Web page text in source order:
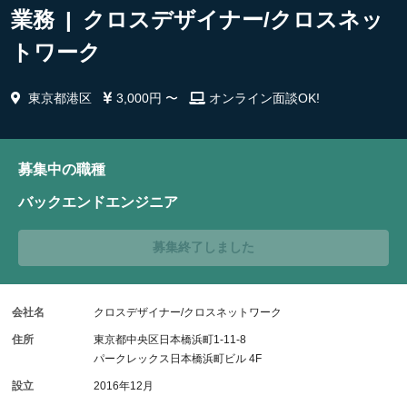
業務 | クロスデザイナー/クロスネッ
トワーク
東京都港区 3,000円 〜 オンライン面談OK!
募集中の職種
バックエンドエンジニア
募集終了しました
会社名 クロスデザイナー/クロスネットワーク
住所
東京都中央区日本橋浜町1-11-8
パークレックス日本橋浜町ビル 4F
設立 2016年12月